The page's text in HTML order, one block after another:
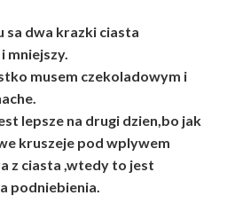
sa dwa krazki ciasta
mniejszy.
musem czekoladowym i
lepsze na drugi dzien,bo jak
kruszeje pod wplywem
z ciasta ,wtedy to jest
podniebienia.